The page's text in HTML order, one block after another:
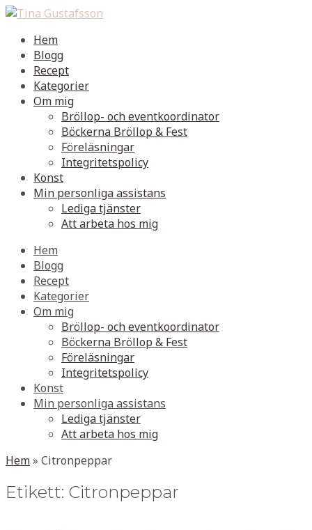
Hem
Blogg
Recept
Kategorier
Om mig
Bröllop- och eventkoordinator
Böckerna Bröllop & Fest
Föreläsningar
Integritetspolicy
Konst
Min personliga assistans
Lediga tjänster
Att arbeta hos mig
Hem
Blogg
Recept
Kategorier
Om mig
Bröllop- och eventkoordinator
Böckerna Bröllop & Fest
Föreläsningar
Integritetspolicy
Konst
Min personliga assistans
Lediga tjänster
Att arbeta hos mig
Hem» Citronpeppar
Etikett: Citronpeppar